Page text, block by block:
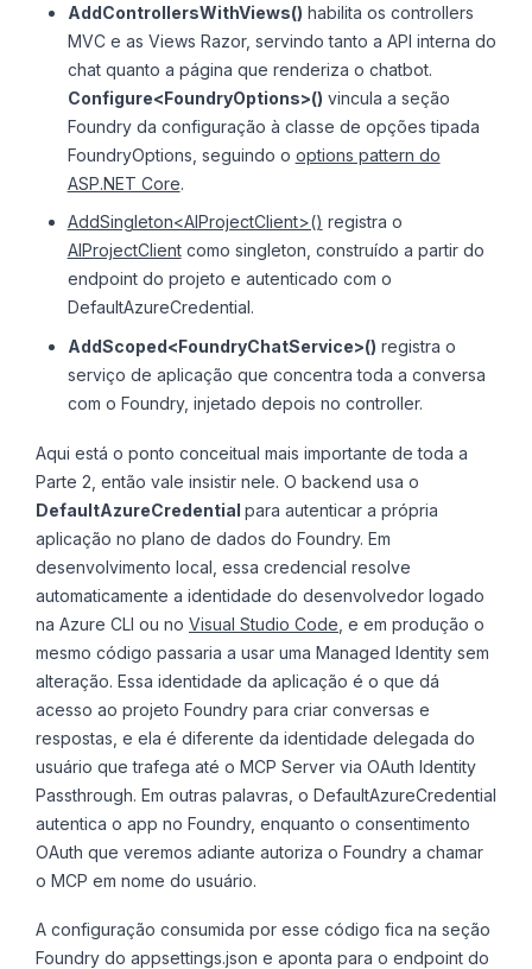
AddControllersWithViews() habilita os controllers
MVC e as Views Razor, servindo tanto a API interna do
chat quanto a página que renderiza o chatbot.
Configure<FoundryOptions>() vincula a seção
Foundry da configuração à classe de opções tipada
FoundryOptions, seguindo o options pattern do
ASP.NET Core.
AddSingleton<AIProjectClient>() registra o
AIProjectClientcomo singleton, construído a partir do
endpoint do projeto e autenticado com o
DefaultAzureCredential.
AddScoped<FoundryChatService>() registra o
serviço de aplicação que concentra toda a conversa
com o Foundry, injetado depois no controller.
Aqui está o ponto conceitual mais importante de toda a
Parte 2, então vale insistir nele. O backend usa o
DefaultAzureCredential para autenticar a própria
aplicação no plano de dados do Foundry. Em
desenvolvimento local, essa credencial resolve
automaticamente a identidade do desenvolvedor logado
na Azure CLI ou no Visual Studio Code , e em produção o
mesmo código passaria a usar uma Managed Identity sem
alteração. Essa identidade da aplicação é o que dá
acesso ao projeto Foundry para criar conversas e
respostas, e ela é diferente da identidade delegada do
usuário que trafega até o MCP Server via OAuth Identity
Passthrough. Em outras palavras, o DefaultAzureCredential
autentica o app no Foundry, enquanto o consentimento
OAuth que veremos adiante autoriza o Foundry a chamar
o MCP em nome do usuário.
A configuração consumida por esse código fica na seção
Foundry do appsettings.json e aponta para o endpoint do